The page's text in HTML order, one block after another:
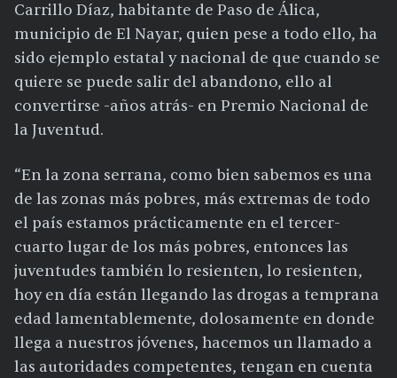
Carrillo Díaz, habitante de Paso de Álica,
municipio de El Nayar, quien pese a todo ello, ha
sido ejemplo estatal y nacional de que cuando se
quiere se puede salir del abandono, ello al
convertirse -años atrás- en Premio Nacional de
la Juventud.
“En la zona serrana, como bien sabemos es una
de las zonas más pobres, más extremas de todo
el país estamos prácticamente en el tercer-
cuarto lugar de los más pobres, entonces las
juventudes también lo resienten, lo resienten,
hoy en día están llegando las drogas a temprana
edad lamentablemente, dolosamente en donde
llega a nuestros jóvenes, hacemos un llamado a
las autoridades competentes, tengan en cuenta